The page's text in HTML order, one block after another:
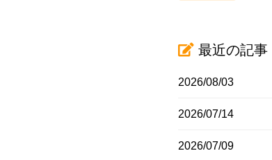
最近の記事
2026/08/03
2026/07/14
2026/07/09